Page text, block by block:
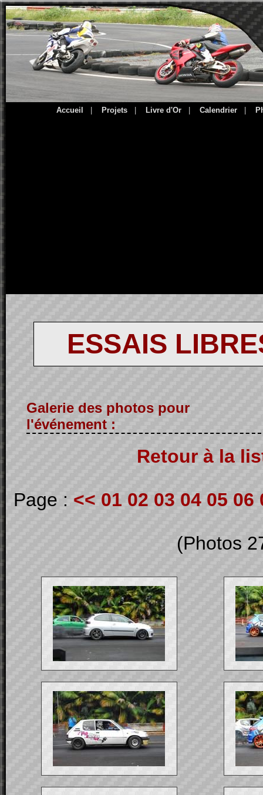
Accueil Projets Livre d'Or Calendrier
ESSAIS
Galerie des photos pour
l'événement :
Retour à la
Page : << 01 02 03 04 05 06
(Photos